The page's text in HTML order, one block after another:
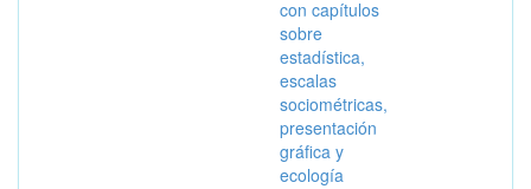
con capítulos
sobre
estadística,
escalas
sociométricas,
presentación
gráfica y
ecología